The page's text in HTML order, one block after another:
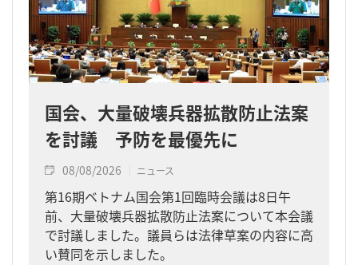
国会、大量破壊兵器拡散防止法案
を討議 予防を最優先に
08/08/2026 ニュース
第16期ベトナム国会第1回臨時会議は8日午
前、大量破壊兵器拡散防止法案について本会議
で討議しました。議員らは法律草案の内容に高
い賛同を示しました。